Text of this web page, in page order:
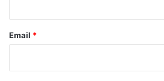
Email *